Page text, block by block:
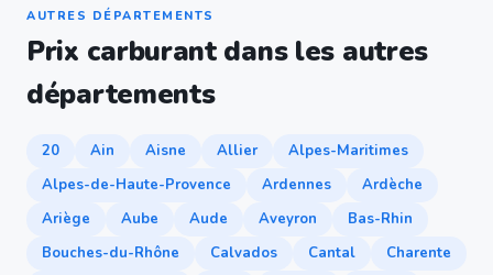
AUTRES DÉPARTEMENTS
Prix carburant dans les autres
départements
20 Ain Aisne Allier
Alpes-Maritimes
Alpes-de-Haute-Provence
Ardennes
Ardèche
Ariège
Aube Aude Aveyron
Bas-Rhin
Bouches-du-Rhône
Calvados Cantal
Charente